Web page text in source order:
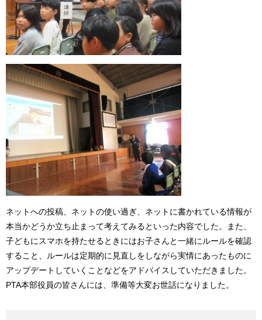
ネットへの投稿、ネットの使い過ぎ、ネットに書かれている情報が
本当かどうか立ち止まって考えてみるといった内容でした。また、
子どもにスマホを持たせるときにはお子さんと一緒にルールを確認
すること、ルールは定期的に見直しをしながら実情にあったものに
アップデートしていくことなどをアドバイスしていただきました。
PTA本部役員の皆さんには、準備等大変お世話になりました。